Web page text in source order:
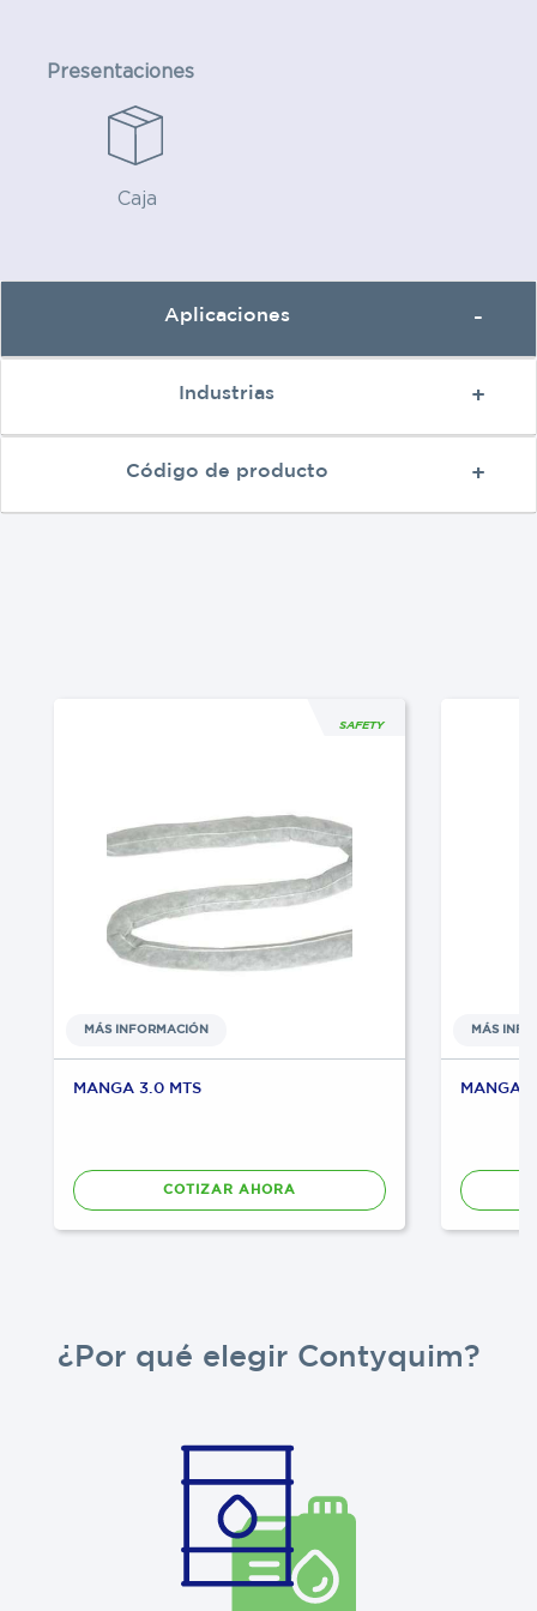
Presentaciones
Caja
Aplicaciones
Industrias
Código de producto
SAFETY
MÁS INFORMACIÓN
MANGA 3.0 MTS
COTIZAR AHORA
MÁS
MANGA
¿Por qué elegir Contyquim?